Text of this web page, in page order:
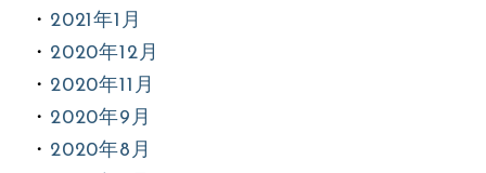
2021年1月
2020年12月
2020年11月
2020年9月
2020年8月